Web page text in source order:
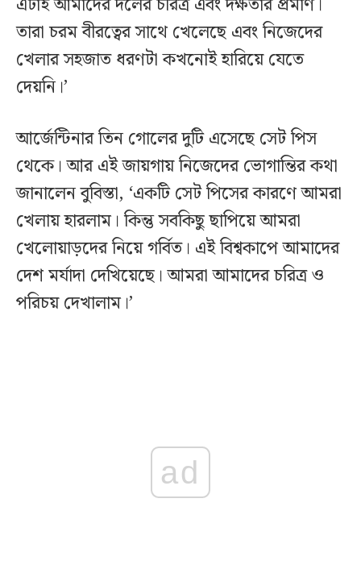
তারা চরম বীরত্বের সাথে খেলেছে এবং নিজেদের
খেলার সহজাত ধরণটা কখনোই হারিয়ে যেতে
দেয়নি।’
আর্জেন্টিনার তিন গোলের দুটি এসেছে সেট পিস
থেকে। আর এই জায়গায় নিজেদের ভোগান্তির কথা
জানালেন বুবিস্তা, ‘একটি সেট পিসের কারণে আমরা
খেলায় হারলাম। কিন্তু সবকিছু ছাপিয়ে আমরা
খেলোয়াড়দের নিয়ে গর্বিত। এই বিশ্বকাপে আমাদের
দেশ মর্যাদা দেখিয়েছে। আমরা আমাদের চরিত্র ও
পরিচয় দেখালাম।’
ad